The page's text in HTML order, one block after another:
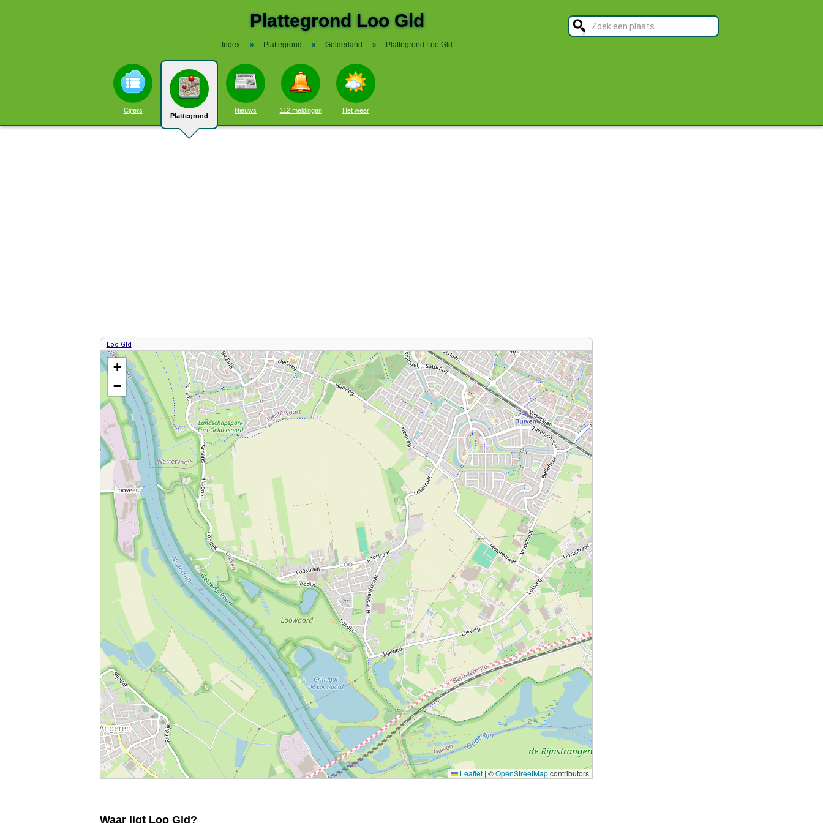
Plattegrond Loo Gld
Index » Plattegrond » Gelderland » Plattegrond Loo Gld
Cijfers
Plattegrond
Nieuws 112 meldingen Het weer
Loo Gld
Kaart / Plattegrond Loo Gld centrum
+
−
Leaflet | ©OpenStreetMapcontributors
Waar ligt Loo Gld?